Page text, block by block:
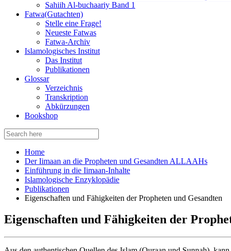
Sahiih Al-buchaariy Band 1
Fatwa(Gutachten)
Stelle eine Frage!
Neueste Fatwas
Fatwa-Archiv
Islamologisches Institut
Das Institut
Publikationen
Glossar
Verzeichnis
Transkription
Abkürzungen
Bookshop
Search
for:
Home
Der Iimaan an die Propheten und Gesandten ALLAAHs
Einführung in die Iimaan-Inhalte
Islamologische Enzyklopädie
Publikationen
Eigenschaften und Fähigkeiten der Propheten und Gesandten
Eigenschaften und Fähigkeiten der